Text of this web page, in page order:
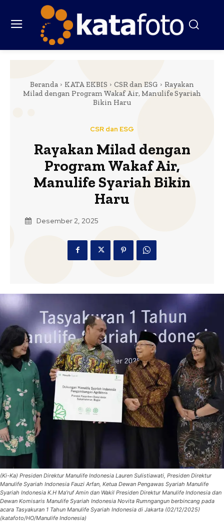
Beranda KATA EKBIS CSR dan ESG
Rayakan
Milad dengan Program Wakaf Air, Manulife Syariah
Bikin Haru
CSR dan ESG
Rayakan Milad dengan
Program Wakaf Air,
Manulife Syariah Bikin
Haru
Desember 2, 2025
(Ki-Ka) Presiden Direktur Manulife Indonesia Lauren Sulistiawati, Presiden Direktur
Manulife Syariah Indonesia Fauzi Arfan, Ketua Dewan Pengawas Syariah Manulife
Syariah Indonesia K.H Ma’ruf Amin dan Wakil Presiden Direktur Manulife Indonesia dan
Dewan Komisaris Manulife Syariah Indonesia Novita Rumngangun berbincang pada
acara Tasyakuran 1 Tahun Manulife Syariah Indonesia di Jakarta (02/12/2025)
(katafoto/HO/Manulife Indonesia)